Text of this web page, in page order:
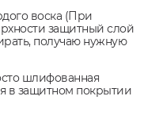
воска (При
защитный слой
получаю нужную
шлифованная
в защитном покрытии